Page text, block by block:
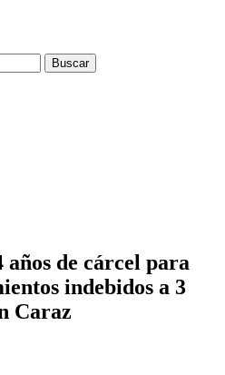
de cárcel para
indebidos a 3
Caraz